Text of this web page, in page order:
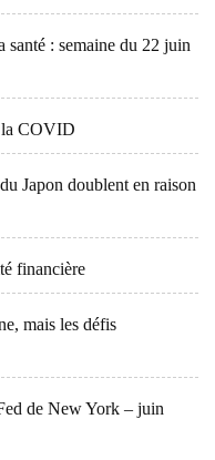
santé : semaine du 22 juin
la COVID
Japon doublent en raison
financière
mais les défis
de New York – juin